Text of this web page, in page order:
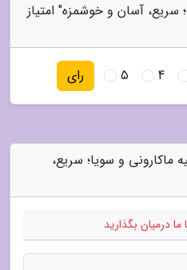
سریع، آسان و خوشمزه" امتیاز
4
5 رای
ماکارونی و سویا؛ سریع،
درمیان بگذارید